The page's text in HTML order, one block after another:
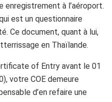
à l’aéroport.
est un questionnaire
Ce document, quant à lui,
en Thaïlande.
of Entry avant le 01
votre COE demeure
d’en refaire une